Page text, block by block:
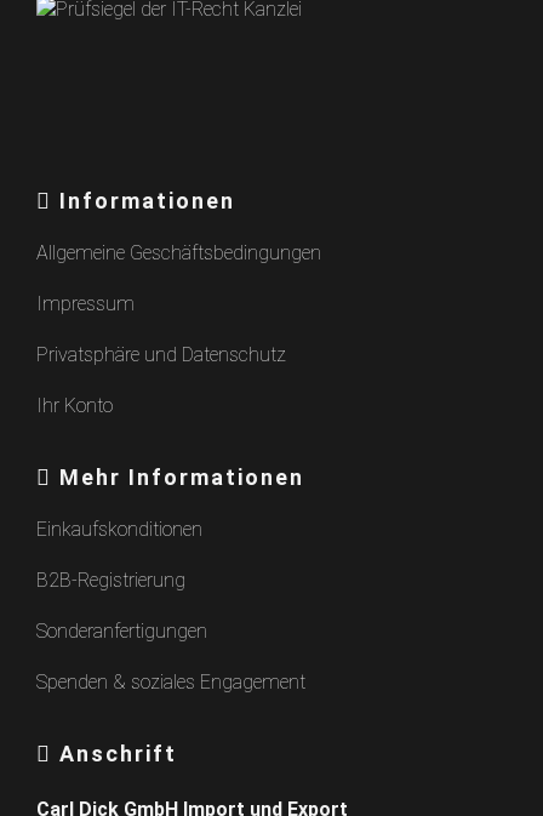
Informationen
Allgemeine Geschäftsbedingungen
Impressum
Privatsphäre und Datenschutz
Ihr Konto
Mehr Informationen
Einkaufskonditionen
B2B-Registrierung
Sonderanfertigungen
Spenden & soziales Engagement
Anschrift
Carl Dick GmbH Import und Export